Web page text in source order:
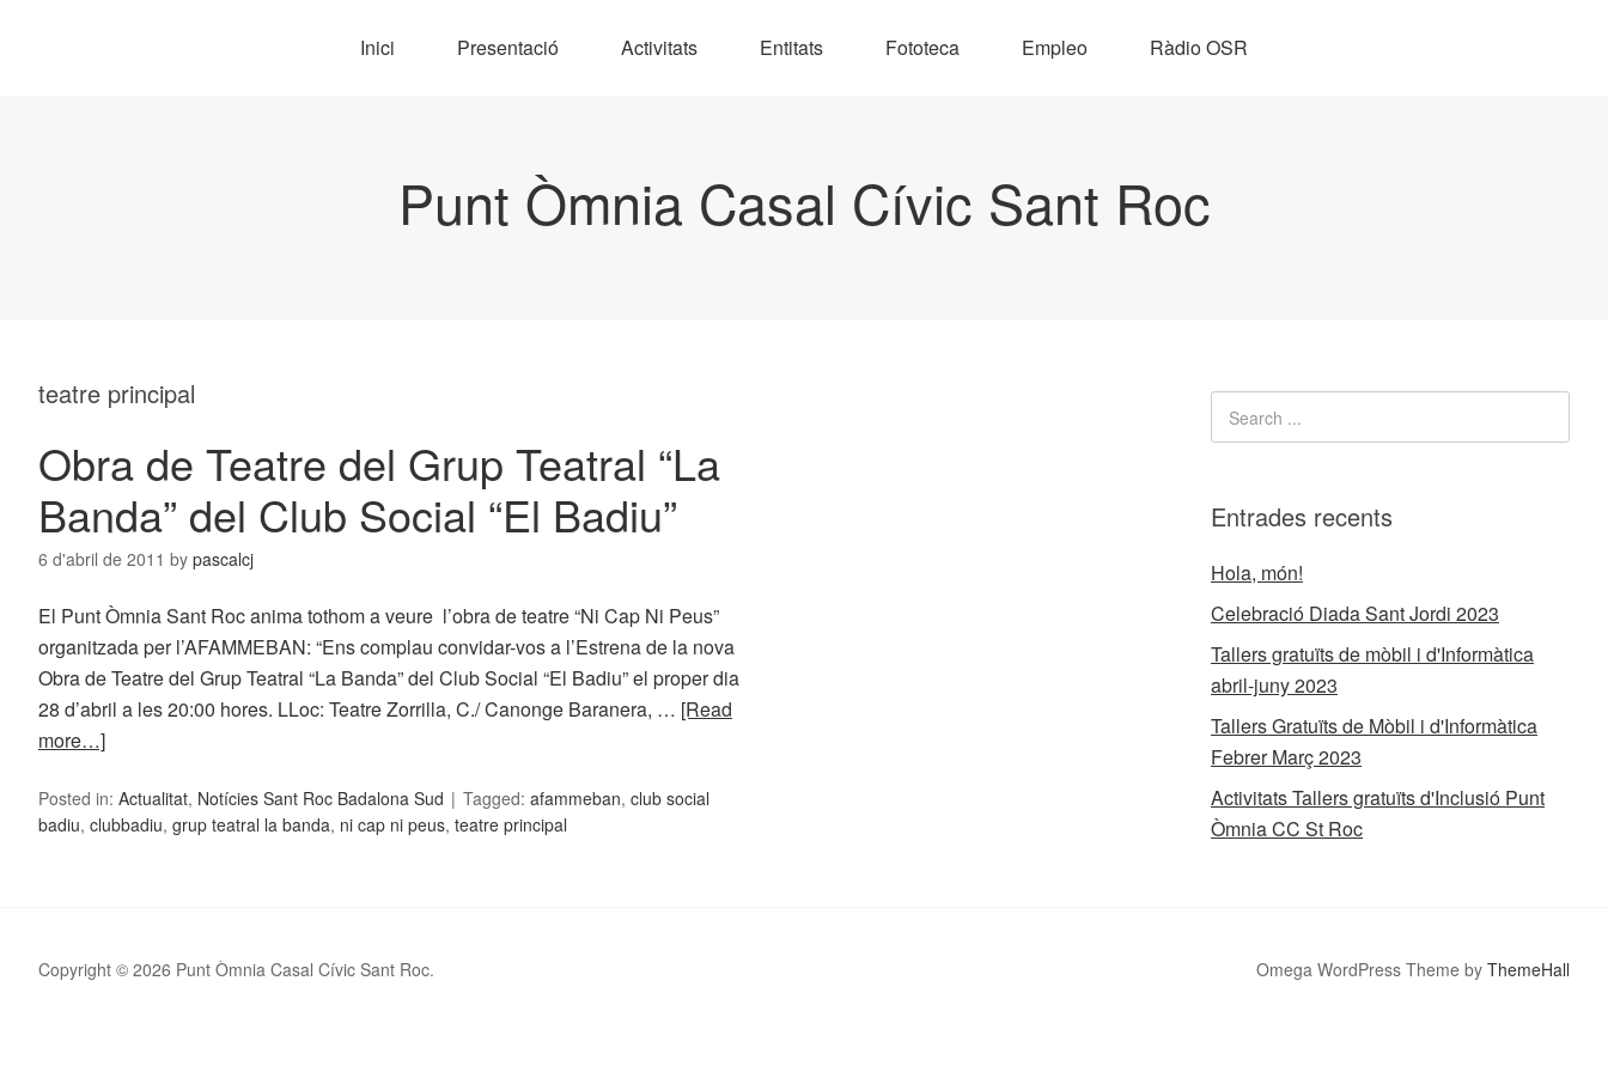
Inici Presentació Activitats Entitats Fototeca Empleo Ràdio OSR
Punt Òmnia Casal Cívic Sant Roc
teatre principal
Obra de Teatre del Grup Teatral “La
Banda” del Club Social “El Badiu”
6 d'abril de 2011 by pascalcj
El Punt Òmnia Sant Roc anima tothom a veure l’obra de teatre “Ni Cap Ni Peus”
organitzada per l’AFAMMEBAN: “Ens complau convidar-vos a l’Estrena de la nova
Obra de Teatre del Grup Teatral “La Banda” del Club Social “El Badiu” el proper dia
28 d’abril a les 20:00 hores. LLoc: Teatre Zorrilla, C./ Canonge Baranera, … [Read
more…]
Posted in: Actualitat, Notícies Sant Roc Badalona Sud Tagged: afammeban, club social
badiu, clubbadiu, grup teatral la banda, ni cap ni peus, teatre principal
Entrades recents
Hola, món!
Celebració Diada Sant Jordi 2023
Tallers gratuïts de mòbil i d'Informàtica
abril-juny 2023
Tallers Gratuïts de Mòbil i d'Informàtica
Febrer Març 2023
Activitats Tallers gratuïts d'Inclusió Punt
Òmnia CC St Roc
Copyright © 2026 Punt Òmnia Casal Cívic Sant Roc. Omega WordPress Theme by ThemeHall